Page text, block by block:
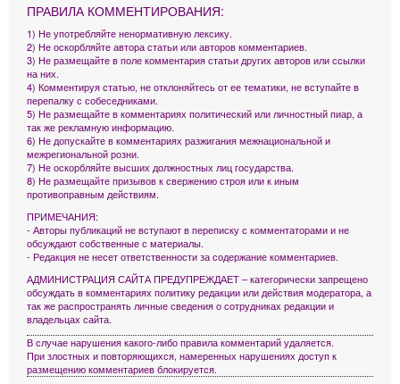
ПРАВИЛА КОММЕНТИРОВАНИЯ:
1) Не употребляйте ненормативную лексику.
2) Не оскорбляйте автора статьи или авторов комментариев.
3) Не размещайте в поле комментария статьи других авторов или ссылки
на них.
4) Комментируя статью, не отклоняйтесь от ее тематики, не вступайте в
перепалку с собеседниками.
5) Не размещайте в комментариях политический или личностный пиар, а
так же рекламную информацию.
6) Не допускайте в комментариях разжигания межнациональной и
межрегиональной розни.
7) Не оскорбляйте высших должностных лиц государства.
8) Не размещайте призывов к свержению строя или к иным
противоправным действиям.
ПРИМЕЧАНИЯ:
- Авторы публикаций не вступают в переписку с комментаторами и не
обсуждают собственные с материалы.
- Редакция не несет ответственности за содержание комментариев.
АДМИНИСТРАЦИЯ САЙТА ПРЕДУПРЕЖДАЕТ – категорически запрещено
обсуждать в комментариях политику редакции или действия модератора, а
так же распространять личные сведения о сотрудниках редакции и
владельцах сайта.
В случае нарушения какого-либо правила комментарий удаляется.
При злостных и повторяющихся, намеренных нарушениях доступ к
размещению комментариев блокируется.